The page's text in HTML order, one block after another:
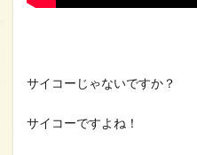
サイコーじゃないですか？
サイコーですよね！